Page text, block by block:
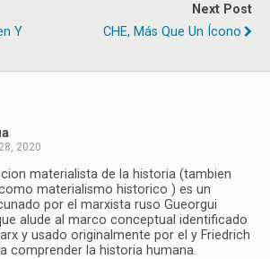
Y
Next Post
CHE, Más Que Un Ícono
2020
materialista de la historia (tambien
materialismo historico ) es un
por el marxista ruso Gueorgui
alude al marco conceptual identificado
y usado originalmente por el y Friedrich
comprender la historia humana.